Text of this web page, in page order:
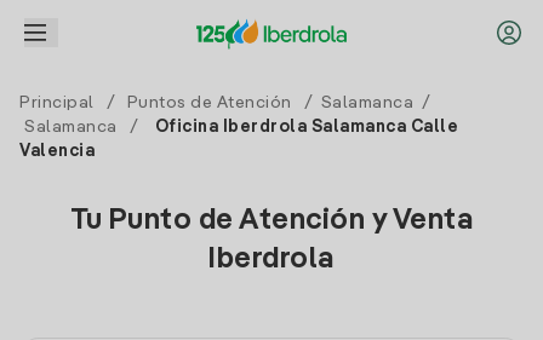
Principal / Puntos de Atención / Salamanca
/
Salamanca
/
Oficina Iberdrola Salamanca Calle
Valencia
Tu Punto de Atención y Venta
Iberdrola